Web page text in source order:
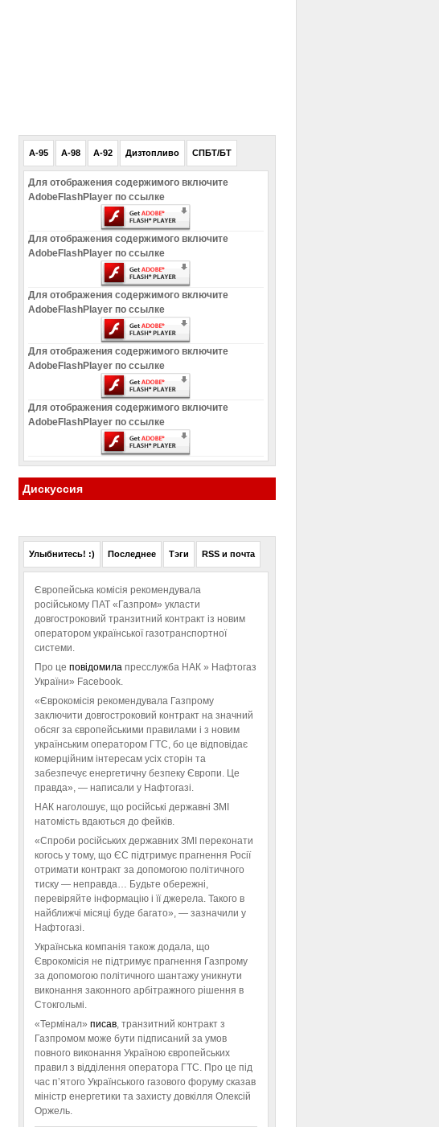
A-95 A-98 A-92 Дизтопливо СПБТ/БТ
Для отображения содержимого включите
AdobeFlashPlayer по ссылке
Для отображения содержимого включите
AdobeFlashPlayer по ссылке
Для отображения содержимого включите
AdobeFlashPlayer по ссылке
Для отображения содержимого включите
AdobeFlashPlayer по ссылке
Для отображения содержимого включите
AdobeFlashPlayer по ссылке
Дискуссия
Улыбнитесь! :) Последнее Тэги RSS и почта
Європейська комісія рекомендувала
російському ПАТ «Газпром» укласти
довгостроковий транзитний контракт із новим
оператором української газотранспортної
системи.
Про це повідомила пресслужба НАК » Нафтогаз
України» Facebook.
«Єврокомісія рекомендувала Газпрому
заключити довгостроковий контракт на значний
обсяг за європейськими правилами і з новим
українським оператором ГТС, бо це відповідає
комерційним інтересам усіх сторін та
забезпечує енергетичну безпеку Європи. Це
правда», — написали у Нафтогазі.
НАК наголошує, що російські державні ЗМІ
натомість вдаються до фейків.
«Спроби російських державних ЗМІ переконати
когось у тому, що ЄС підтримує прагнення Росії
отримати контракт за допомогою політичного
тиску — неправда… Будьте обережні,
перевіряйте інформацію і її джерела. Такого в
найближчі місяці буде багато», — зазначили у
Нафтогазі.
Українська компанія також додала, що
Єврокомісія не підтримує прагнення Газпрому
за допомогою політичного шантажу уникнути
виконання законного арбітражного рішення в
Стокгольмі.
«Термінал» писав, транзитний контракт з
Газпромом може бути підписаний за умов
повного виконання Україною європейських
правил з відділення оператора ГТС. Про це під
час п’ятого Українського газового форуму сказав
міністр енергетики та захисту довкілля Олексій
Оржель.